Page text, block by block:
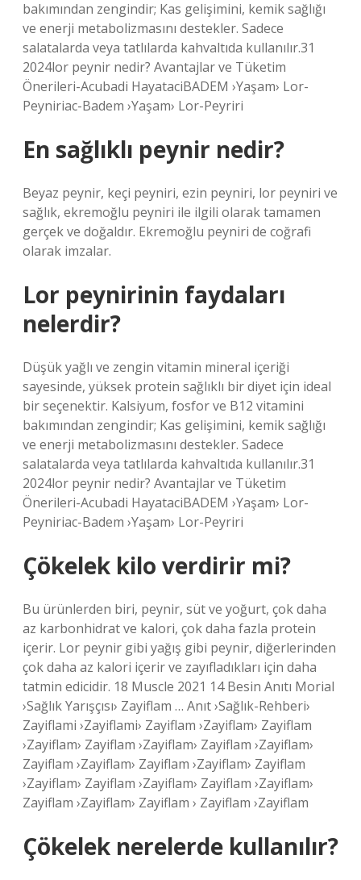
bakımından zengindir; Kas gelişimini, kemik sağlığı
ve enerji metabolizmasını destekler. Sadece
salatalarda veya tatlılarda kahvaltıda kullanılır.31
2024lor peynir nedir? Avantajlar ve Tüketim
Önerileri-Acubadi HayataciBADEM ›Yaşam› Lor-
Peyniriac-Badem ›Yaşam› Lor-Peyriri
En sağlıklı peynir nedir?
Beyaz peynir, keçi peyniri, ezin peyniri, lor peyniri ve
sağlık, ekremoğlu peyniri ile ilgili olarak tamamen
gerçek ve doğaldır. Ekremoğlu peyniri de coğrafi
olarak imzalar.
Lor peynirinin faydaları
nelerdir?
Düşük yağlı ve zengin vitamin mineral içeriği
sayesinde, yüksek protein sağlıklı bir diyet için ideal
bir seçenektir. Kalsiyum, fosfor ve B12 vitamini
bakımından zengindir; Kas gelişimini, kemik sağlığı
ve enerji metabolizmasını destekler. Sadece
salatalarda veya tatlılarda kahvaltıda kullanılır.31
2024lor peynir nedir? Avantajlar ve Tüketim
Önerileri-Acubadi HayataciBADEM ›Yaşam› Lor-
Peyniriac-Badem ›Yaşam› Lor-Peyriri
Çökelek kilo verdirir mi?
Bu ürünlerden biri, peynir, süt ve yoğurt, çok daha
az karbonhidrat ve kalori, çok daha fazla protein
içerir. Lor peynir gibi yağış gibi peynir, diğerlerinden
çok daha az kalori içerir ve zayıfladıkları için daha
tatmin edicidir. 18 Muscle 2021 14 Besin Anıtı Morial
›Sağlık Yarışçısı› Zayiflam … Anıt ›Sağlık-Rehberi›
Zayiflami ›Zayiflami› Zayiflam ›Zayiflam› Zayiflam
›Zayiflam› Zayiflam ›Zayiflam› Zayiflam ›Zayiflam›
Zayiflam ›Zayiflam› Zayiflam ›Zayiflam› Zayiflam
›Zayiflam› Zayiflam ›Zayiflam› Zayiflam ›Zayiflam›
Zayiflam ›Zayiflam› Zayiflam › Zayiflam ›Zayiflam
Çökelek nerelerde kullanılır?